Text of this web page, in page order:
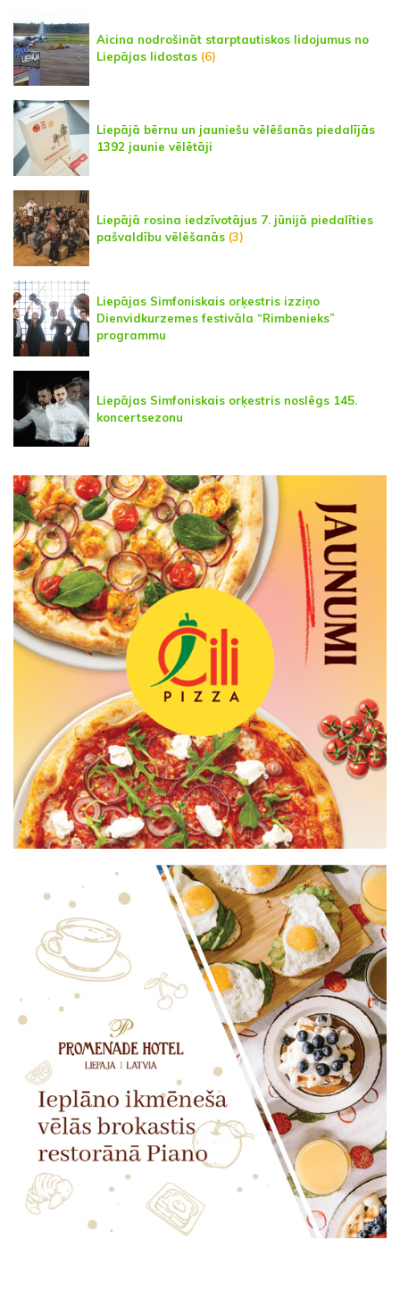
Aicina nodrošināt starptautiskos lidojumus no
Liepājas lidostas (6)
Liepājā bērnu un jauniešu vēlēšanās piedalījās
1392 jaunie vēlētāji
Liepājā rosina iedzīvotājus 7. jūnijā piedalīties
pašvaldību vēlēšanās (3)
Liepājas Simfoniskais orķestris izziņo
Dienvidkurzemes festivāla “Rimbenieks”
programmu
Liepājas Simfoniskais orķestris noslēgs 145.
koncertsezonu